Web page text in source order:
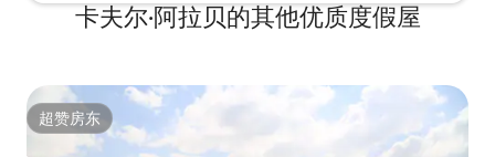
卡夫尔·阿拉贝的其他优质度假屋
超赞房东
超赞房东